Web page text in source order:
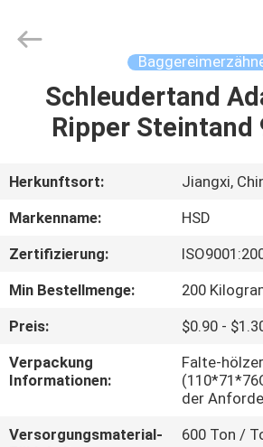
HAUS
ÜBER
UNS
FABRIK-
AUSFLUG
Parts
Co.,Ltd.
Schleudertand
Ripper Steintand
Herkunftsort:
Jiangxi,
Markenname:
HSD
Zertifizierung:
Min Bestellmenge:
200
Preis:
$0.90 -
Verpackung
Informationen:
Falte-
der
Versorgungsmaterial-
600 Ton /